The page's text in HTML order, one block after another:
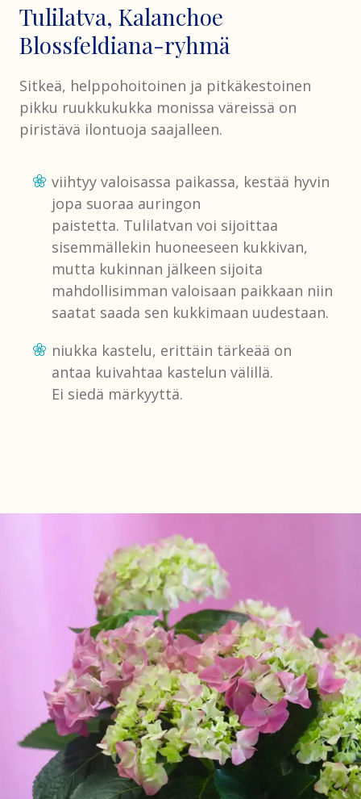
Tulilatva, Kalanchoe
Blossfeldiana-ryhmä
Sitkeä, helppohoitoinen ja pitkäkestoinen
pikku ruukkukukka monissa väreissä on
piristävä ilontuoja saajalleen.
viihtyy valoisassa paikassa, kestää hyvin
jopa suoraa auringon
paistetta. Tulilatvan voi sijoittaa
sisemmällekin huoneeseen kukkivan,
mutta kukinnan jälkeen sijoita
mahdollisimman valoisaan paikkaan niin
saatat saada sen kukkimaan uudestaan.
niukka kastelu, erittäin tärkeää on
antaa kuivahtaa kastelun välillä.
Ei siedä märkyyttä.